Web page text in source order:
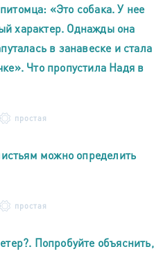
«Это собака. У нее
характер. Однажды она
в занавеске и стала
Что пропустила Надя в
простая
можно определить
простая
Попробуйте объяснить,